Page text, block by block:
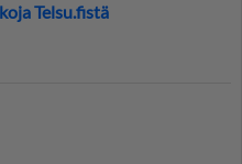
Telsu.fistä